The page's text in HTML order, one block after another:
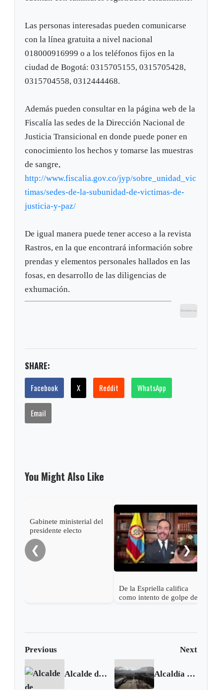
Las personas interesadas pueden comunicarse
con la línea gratuita a nivel nacional
018000916999 o a los teléfonos fijos en la
ciudad de Bogotá: 0315705155, 0315705428,
0315704558, 0312444468.
Además pueden consultar en la página web de la
Fiscalía las sedes de la Dirección Nacional de
Justicia Transicional en donde puede poner en
conocimiento los hechos y tomarse las muestras
de sangre,
http://www.fiscalia.gov.co/jyp/sobre_unidad_vic
timas/sedes-de-la-subunidad-de-victimas-de-
justicia-y-paz/
De igual manera puede tener acceso a la revista
Rastros, en la que encontrará información sobre
prendas y elementos personales hallados en las
fosas, en desarrollo de las diligencias de
exhumación.
SHARE:
Facebook X Reddit WhatsApp
Email
You Might Also Like
❮
Gabinete ministerial del
presidente electo
Abelardo de la Espriella
De la Espriella califica
como intento de golpe de
❯
Previous Next
Alcalde de Sogamoso pide presencia del SuperSalud para buscar una salida a la crisis Alcaldía anuncia 3.000 viviendas nuevas en el centro de Bogotá